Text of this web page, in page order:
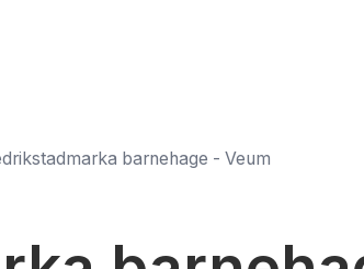
barnehage - Veum